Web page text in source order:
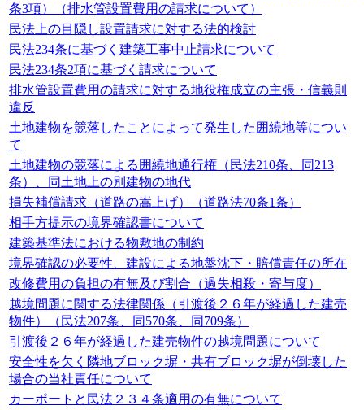
条3項）（排水管設置費用の請求について）
民法上の目隠し設置請求に対する法的検討
民法234条に基づく建築工事中止請求について
民法234条2項に基づく請求について
排水管設置費用の請求に対する地役権成立の主張・信義則
違反
土地建物を競落したことによって発生した囲繞地等につい
て
土地建物の競落による囲繞地通行権（民法210条、同213
条）、同土地上の別建物の地代
損失補償請求（道路の嵩上げ）（道路法70条1条）
相手方提示の境界確認書について
建築基準法における物敷地の制約
境界確認の必要性、建設による地盤沈下・賠償責任の所在
改修費用の負担の有無及び割合（過失相殺・寄与度）
越境問題に関する法律関係（引渡後２６年が経過した建売
物件）（民法207条、同570条、同709条）
引渡後２６年が経過した建売物件の越境問題について
安全性を欠く隣地ブロック塀・共有ブロック塀が倒壊した
場合の当社責任について
カーポートと民法２３４条適用の有無について